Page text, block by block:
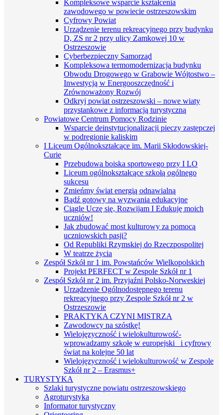
Kompleksowe wsparcie kształcenia
zawodowego w powiecie ostrzeszowskim
Cyfrowy Powiat
Urządzenie terenu rekreacyjnego przy budynku
D, ZS nr 2 przy ulicy Zamkowej 10 w
Ostrzeszowie
Cyberbezpieczny Samorząd
Kompleksowa termomodernizacja budynku
Obwodu Drogowego w Grabowie Wójtostwo –
Inwestycją w Energooszczędność i
Zrównoważony Rozwój
Odkryj powiat ostrzeszowski – nowe wiaty
przystankowe z informacją turystyczną
Powiatowe Centrum Pomocy Rodzinie
Wsparcie deinstytucjonalizacji pieczy zastępczej
w podregionie kaliskim
I Liceum Ogólnokształcące im. Marii Skłodowskiej-
Curie
Przebudowa boiska sportowego przy I LO
Liceum ogólnokształcące szkołą ogólnego
sukcesu
Zmieńmy świat energią odnawialną
Bądź gotowy na wyzwania edukacyjne
Ciągle Uczę się, Rozwijam I Edukuję moich
uczniów!
Jak zbudować most kulturowy za pomocą
uczniowskich pasji?
Od Republiki Rzymskiej do Rzeczpospolitej
W teatrze życia
Zespół Szkół nr 1 im. Powstańców Wielkopolskich
Projekt PERFECT w Zespole Szkół nr 1
Zespół Szkół nr 2 im. Przyjaźni Polsko-Norweskiej
Urządzenie Ogólnodostępnego terenu
rekreacyjnego przy Zespole Szkół nr 2 w
Ostrzeszowie
PRAKTYKA CZYNI MISTRZA
Zawodowcy na szóstkę!
Wielojęzyczność i wielokulturowość-
wprowadzamy szkołę w europejski i cyfrowy
świat na kolejne 50 lat
Wielojęzyczność i wielokulturowość w Zespole
Szkół nr 2 – Erasmus+
TURYSTYKA
Szlaki turystyczne powiatu ostrzeszowskiego
Agroturystyka
Informator turystyczny